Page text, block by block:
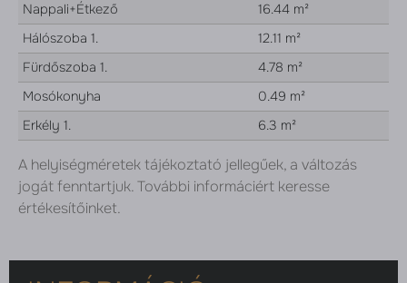
Nappali+Étkező
16.44 m²
Hálószoba 1.
12.11 m²
Fürdőszoba 1.
4.78 m²
Mosókonyha
0.49 m²
Erkély 1.
6.3 m²
A helyiségméretek tájékoztató jellegűek, a változás
jogát fenntartjuk. További informáciért keresse
értékesítőinket.